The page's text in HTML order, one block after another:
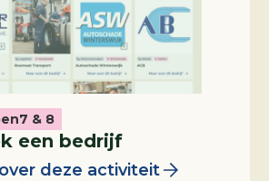
7 & 8
een bedrijf
deze activiteit
in de klas